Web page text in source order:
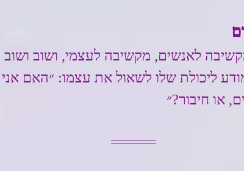
לאנשים, מקשיבה לעצמי, ושוב ושוב
ליכולת שלו לשאול את עצמו: ״האם אני
או חיבור?״